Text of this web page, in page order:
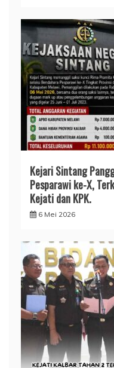
Kejari Sintang
Pesparawi ke-X,
Kejati dan KPK.
6 Mei 2026